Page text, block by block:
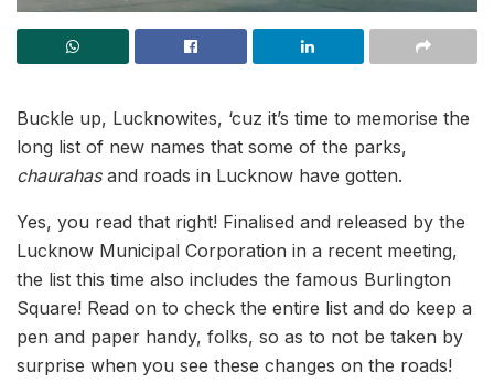
Buckle up, Lucknowites, ‘cuz it’s time to memorise the
long list of new names that some of the parks,
chaurahasand roads in Lucknow have gotten.
Yes, you read that right! Finalised and released by the
Lucknow Municipal Corporation in a recent meeting,
the list this time also includes the famous Burlington
Square! Read on to check the entire list and do keep a
pen and paper handy, folks, so as to not be taken by
surprise when you see these changes on the roads!